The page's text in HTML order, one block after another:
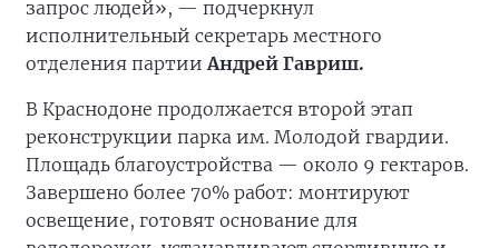
запрос людей», — подчеркнул
исполнительный секретарь местного
отделения партии Андрей Гавриш.
В Краснодоне продолжается второй этап
реконструкции парка им. Молодой гвардии.
Площадь благоустройства — около 9 гектаров.
Завершено более 70% работ: монтируют
освещение, готовят основание для